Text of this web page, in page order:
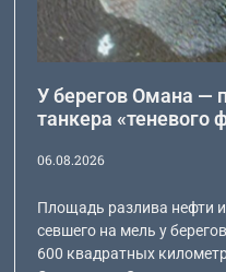
У берегов Омана —
танкера «теневого
06.08.2026
Площадь разлива нефти
севшего на мель у
600 квадратных